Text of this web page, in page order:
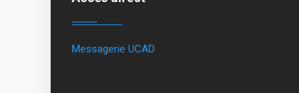
Messagerie UCAD